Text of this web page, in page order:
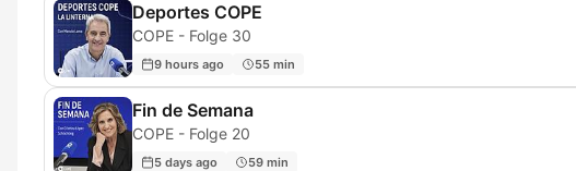
Deportes COPE
COPE - Folge 30
9 hours ago 55 min
Fin de Semana
COPE - Folge 20
5 days ago 59 min